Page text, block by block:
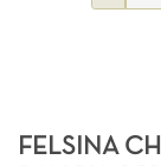
FELSINA